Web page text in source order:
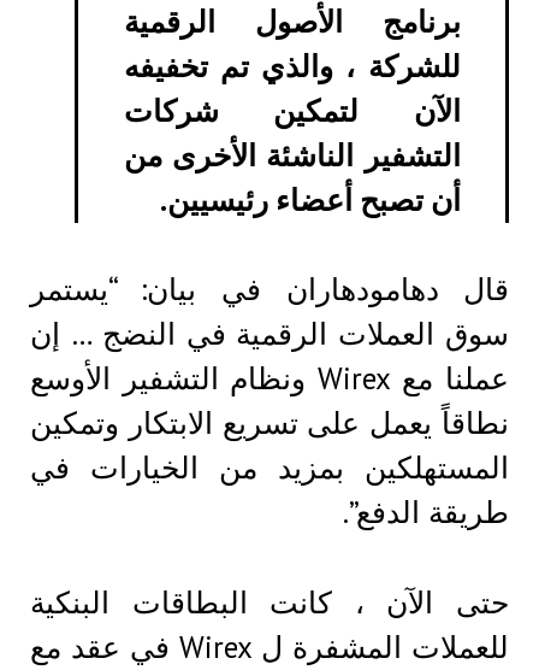
برنامج الأصول الرقمية
للشركة ، والذي تم تخفيفه
الآن لتمكين شركات
التشفير الناشئة الأخرى من
أن تصبح أعضاء رئيسيين.
قال دهامودهاران في بيان: “يستمر
سوق العملات الرقمية في النضج … إن
عملنا مع Wirex ونظام التشفير الأوسع
نطاقاً يعمل على تسريع الابتكار وتمكين
المستهلكين بمزيد من الخيارات في
طريقة الدفع”.
حتى الآن ، كانت البطاقات البنكية
للعملات المشفرة ل Wirex في عقد مع